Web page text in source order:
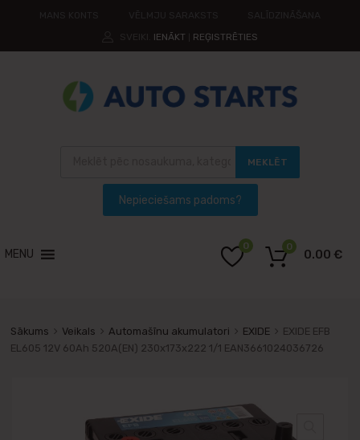
IENĀKT REĢISTRĒTIES
MEKLĒT
MENU
0
0.00 €
0
Sākums Veikals Automašīnu akumulatori EXIDE
EXIDE EFB
EL605 12V 60Ah 520A(EN) 230x173x222 1/1 EAN3661024036726